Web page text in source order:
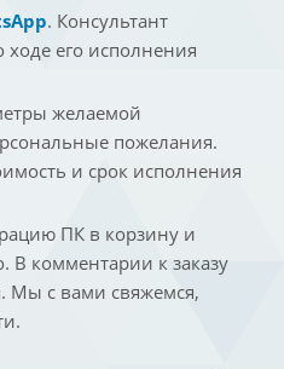
. Консультант
его исполнения
желаемой
пожелания.
и срок исполнения
ПК в корзину и
В комментарии к заказу
Мы с вами свяжемся,